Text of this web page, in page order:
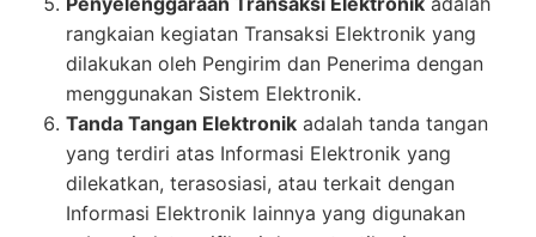
rangkaian kegiatan Transaksi Elektronik yang
dilakukan oleh Pengirim dan Penerima dengan
menggunakan Sistem Elektronik.
Tanda Tangan Elektronik adalah tanda tangan
yang terdiri atas Informasi Elektronik yang
dilekatkan, terasosiasi, atau terkait dengan
Informasi Elektronik lainnya yang digunakan